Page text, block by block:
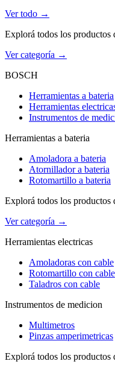
Ver todo →
Explorá todos los productos
Ver categoría →
BOSCH
Herramientas a bateria
Herramientas
Instrumentos de
Herramientas a bateria
Amoladora a bateria
Atornillador a bateria
Rotomartillo a bateria
Explorá todos los productos
Ver categoría →
Herramientas electricas
Amoladoras con cable
Rotomartillo con cable
Taladros con cable
Instrumentos de medicion
Multimetros
Pinzas amperimetricas
Explorá todos los productos